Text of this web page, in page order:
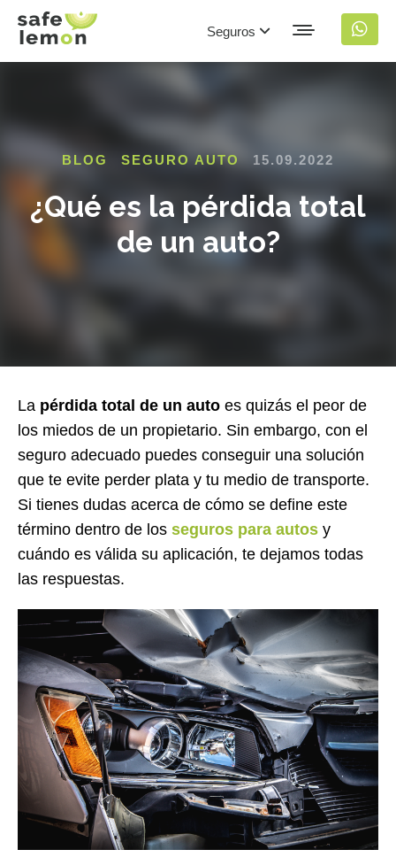
Seguros
BLOG SEGURO AUTO 15.09.2022
¿Qué es la pérdida total
de un auto?
La pérdida total de un auto es quizás el peor de
los miedos de un propietario. Sin embargo, con el
seguro adecuado puedes conseguir una solución
que te evite perder plata y tu medio de transporte.
Si tienes dudas acerca de cómo se define este
término dentro de los seguros para autos y
cuándo es válida su aplicación, te dejamos todas
las respuestas.